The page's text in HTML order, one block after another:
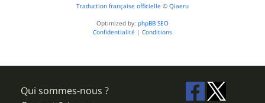
Traduction française officielle © Qiaeru
Optimized by: phpBB SEO
Confidentialité | Conditions
Qui sommes-nous ?